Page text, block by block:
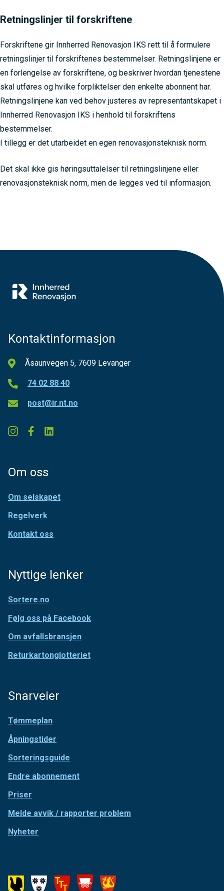
Retningslinjer til forskriftene
Forskriftene gir Innherred Renovasjon IKS rett til å formulere
retningslinjer til forskriftenes bestemmelser. Retningslinjene er
en forlengelse av forskriftene, og beskriver hvordan tjenestene
skal utføres og hvilke forpliktelser den enkelte abonnent har.
Retningslinjene kan ved behov justeres av representantskapet i
Innherred Renovasjon IKS i henhold til forskriftens
bestemmelser.
I tillegg er det utarbeidet en egen renovasjonsteknisk norm.
Det skal ikke gis høringsuttalelser til retningslinjene eller
renovasjonsteknisk norm, men de legges ved til informasjon.
Kontaktinformasjon
Åsaunvegen 5, 7609 Levanger
74 02 88 40
post@ir.nt.no
Om oss
Om selskapet
Regelverk
Kontakt oss
Nyttige lenker
Sortere.no
Følg oss på Facebook
Om avfallsbransjen
Returkartonglotteriet
Snarveier
Tømmeplan
Åpningstider
Sorteringsguide
Endre abonnement
Priser
Melde avvik / rapporter problem
Nyheter